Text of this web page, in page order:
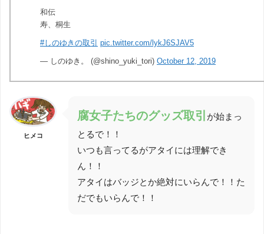
和伝
寿、桐生
#しのゆきの取引 pic.twitter.com/lykJ6SJAV5
— しのゆき。 (@shino_yuki_tori) October 12, 2019
ヒメコ
腐女子たちのグッズ取引 が始まっ
とるで！！
いつも言ってるがアタイには理解でき
ん！！
アタイはバッジとか絶対にいらんで！！た
だでもいらんで！！